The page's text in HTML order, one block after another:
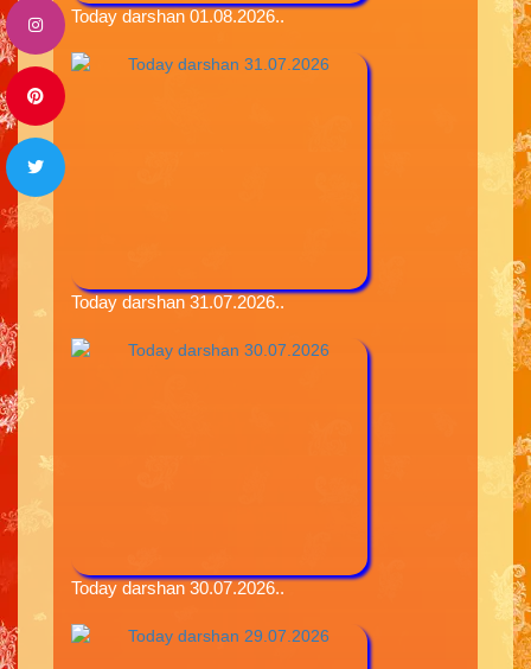
Today darshan 01.08.2026..
Today darshan 31.07.2026..
Today darshan 30.07.2026..